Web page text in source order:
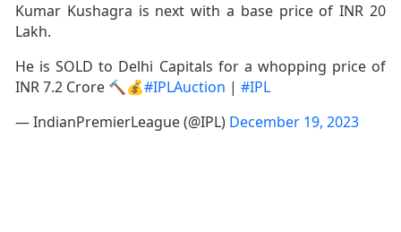
Kumar Kushagra is next with a base price of INR 20
Lakh.
He is SOLD to Delhi Capitals for a whopping price of
INR 7.2 Crore 🔨💰#IPLAuction | #IPL
— IndianPremierLeague (@IPL) December 19, 2023